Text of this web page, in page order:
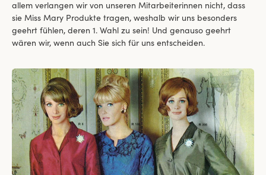
allem verlangen wir von unseren Mitarbeiterinnen nicht, dass
sie Miss Mary Produkte tragen, weshalb wir uns besonders
geehrt fühlen, deren 1. Wahl zu sein! Und genauso geehrt
wären wir, wenn auch Sie sich für uns entscheiden.